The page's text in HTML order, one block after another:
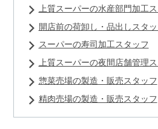
上質スーパーの水産部門加工
開店前の荷卸し・品出しスタッ
スーパーの寿司加工スタッフ
上質スーパーの夜間店舗管理
惣菜売場の製造・販売スタッフ
精肉売場の製造・販売スタッフ